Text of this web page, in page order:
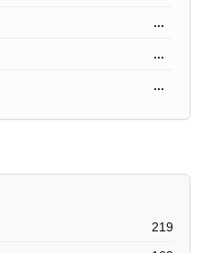
...
...
...
219